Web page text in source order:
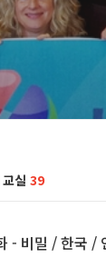
실 39
- 비밀 / 한국 /